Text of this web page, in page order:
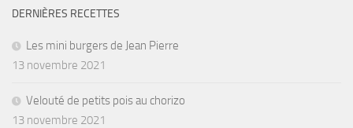
DERNIÈRES RECETTES
Les mini burgers de Jean Pierre
13 novembre 2021
Velouté de petits pois au chorizo
13 novembre 2021